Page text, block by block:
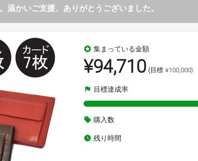
温かいご支援、ありがとうございました。
stars 集まっている金額
¥94,710 (目標 ¥100,000)
flag 目標達成率
local_offer 購入数
watch_later 残り時間